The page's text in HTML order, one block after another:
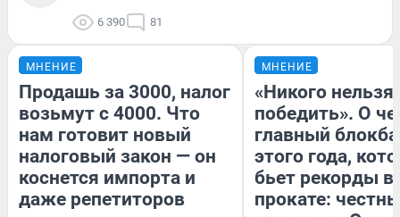
6 390 81
МНЕНИЕ
Продашь за 3000, налог
возьмут с 4000. Что
нам готовит новый
налоговый закон — он
коснется импорта и
даже репетиторов
МНЕНИЕ
«Никого нельзя
победить». О
главный
этого года,
бьет рекорды в
прокате: